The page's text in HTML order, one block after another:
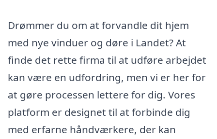
Drømmer du om at forvandle dit hjem
med nye vinduer og døre i Landet? At
finde det rette firma til at udføre arbejdet
kan være en udfordring, men vi er her for
at gøre processen lettere for dig. Vores
platform er designet til at forbinde dig
med erfarne håndværkere, der kan